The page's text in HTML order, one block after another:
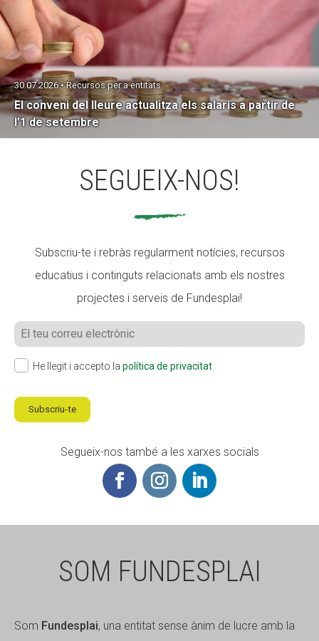
El conveni del lleure actualitza els salaris a partir de
l’1 de setembre
30.07.2026 • Recursos per a entitats
SEGUEIX-NOS!
Subscriu-te i rebràs regularment notícies, recursos
educatius i continguts relacionats amb els nostres
projectes i serveis de Fundesplai!
He llegit i accepto la política de privacitat
Subscriu-te
Segueix-nos també a les xarxes socials
SOM FUNDESPLAI
Som Fundesplai, una entitat sense ànim de lucre amb la